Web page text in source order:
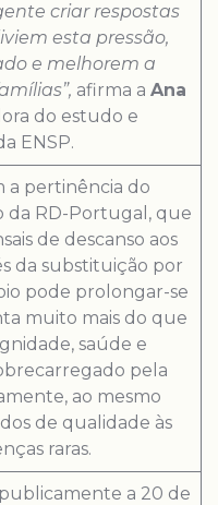
criar respostas
esta pressão,
e melhorem a
afirma a Ana
do estudo e
ENSP.
a pertinência do
da RD-Portugal, que
de descanso aos
da substituição por
pode prolongar-se
muito mais do que
saúde e
pela
ao mesmo
de qualidade às
raras.
a 20 de